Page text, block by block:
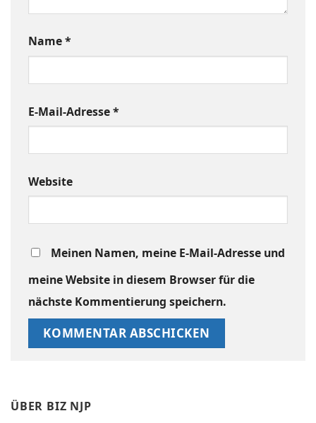
Name*
E-Mail-Adresse*
Website
Meinen Namen, meine E-Mail-Adresse und
meine Website in diesem Browser für die
nächste Kommentierung speichern.
ÜBER BIZ NJP